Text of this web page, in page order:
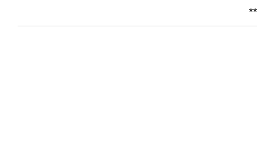
**